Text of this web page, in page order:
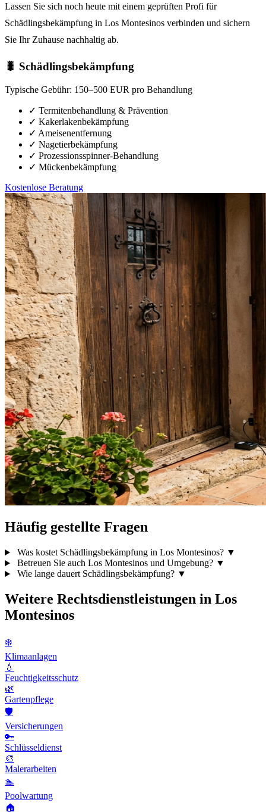
Lassen Sie sich noch heute mit einem geprüften Profi für
Schädlingsbekämpfung in Los Montesinos verbinden und sichern
Sie Ihr Zuhause nachhaltig ab.
🐛 Schädlingsbekämpfung
Typische Gebühr: 150–500 EUR pro Behandlung
✓ Termitenbehandlung & Prävention
✓ Kakerlakenbekämpfung
✓ Ameisenentfernung
✓ Nagetierbekämpfung
✓ Prozessionsspinner-Behandlung
✓ Mückenbekämpfung
Kostenlose Beratung
Häufig gestellte Fragen
Was kostet Schädlingsbekämpfung in Los Montesinos? ▼
Betreuen Sie auch Los Montesinos und Umgebung? ▼
Wie lange dauert Schädlingsbekämpfung? ▼
Weitere Rechtsdienstleistungen in Los
Montesinos
❄️
Klimaanlagen
💧
Feuchtigkeitsschutz
🌿
Gartenpflege
🛡️
Versicherungen
🔑
Schlüsseldienst
🎨
Malerarbeiten
🏊
Poolwartung
🏠